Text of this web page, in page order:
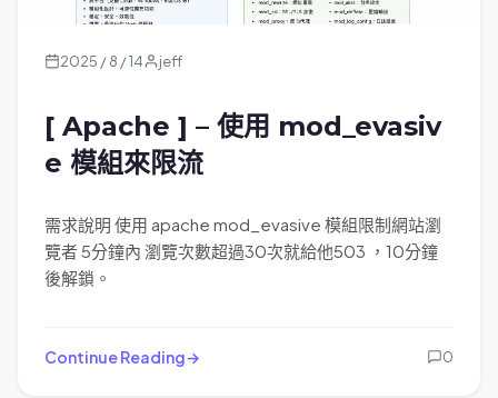
2025 / 8 / 14 jeff
[ Apache ] – 使用 mod_evasiv
e 模組來限流
需求說明 使用 apache mod_evasive 模組限制網站瀏
覽者 5分鐘內 瀏覽次數超過30次就給他503 ，10分鐘
後解鎖。
Continue Reading 0